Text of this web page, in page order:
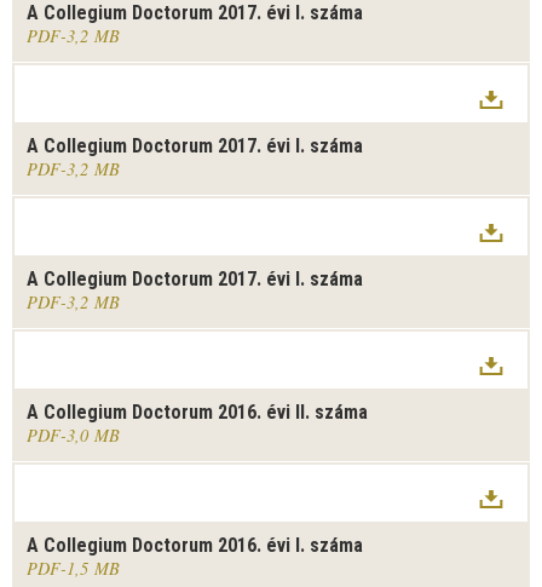
A Collegium Doctorum 2017. évi I. száma
PDF 3,2 MB
A Collegium Doctorum 2017. évi I. száma
PDF 3,2 MB
A Collegium Doctorum 2017. évi I. száma
PDF 3,2 MB
A Collegium Doctorum 2016. évi II. száma
PDF 3,0 MB
A Collegium Doctorum 2016. évi I. száma
PDF 1,5 MB